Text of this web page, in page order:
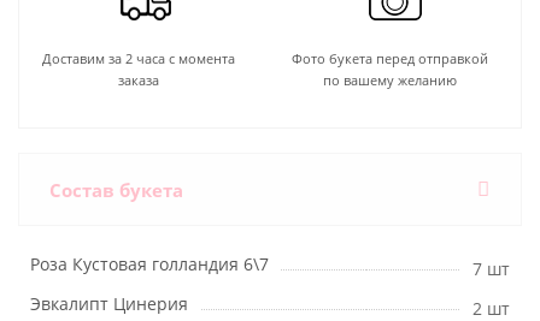
Доставим за 2 часа с момента
заказа
Фото букета перед отправкой
по вашему желанию
Состав букета
Роза Кустовая голландия 6\7
7 шт
Эвкалипт Цинерия
2 шт